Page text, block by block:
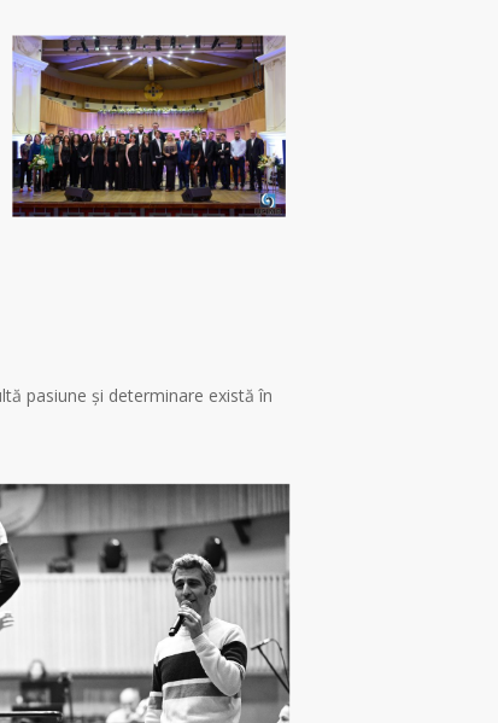
pasiune și determinare există în